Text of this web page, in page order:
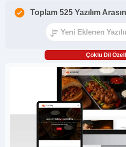
Toplam 525 Yazılım
Çoklu Dil